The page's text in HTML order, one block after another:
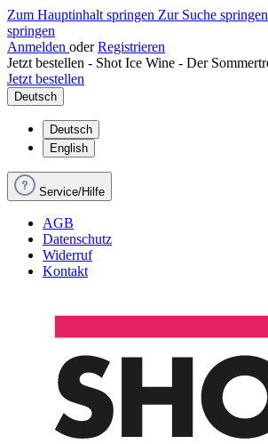
Zum Hauptinhalt springen Zur Suche springen
springen
Anmelden oder Registrieren
Jetzt bestellen - Shot Ice Wine - Der
Jetzt bestellen
Deutsch
Deutsch
English
Service/Hilfe
AGB
Datenschutz
Widerruf
Kontakt